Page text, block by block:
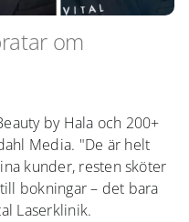
om
by Hala och 200+
Media. "De är helt
kunder, resten sköter
bokningar – det bara
Laserklinik.